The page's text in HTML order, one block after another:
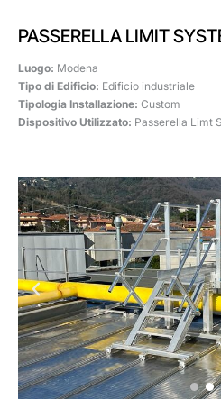
PASSERELLA LIMIT
Luogo: Modena
Tipo di Edificio: Edificio industriale
Tipologia Installazione: Custom
Dispositivo Utilizzato: Passerella Limt